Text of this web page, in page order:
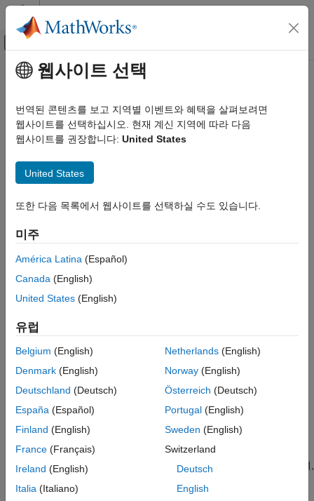
콘텐츠로 바로 가기
오프캔버스 탐색 메뉴 토글
문서 홈
Aerospace Blockset
표준 워크플로 절차
운동 방정식
대기권 비행
6DOF (Euler Angles)
설명
제한 사항
포트
파라미터
알고리즘
참고 문헌
확장 기능
버전 내역
참고 항목
주요 콘텐츠
이 페이지는 기계 번역을 사용하여 번역되었습니다. 영어 원문을
6DOF (Euler Angles)
6자유도 운동 방정식의 오일러 각 표현 구현
6DOF (Euler Angles) 블록의 대체 구성:
Simple Variable Mass 6DOF (Euler Angles)
|
Custom Variable
Mass 6DOF (Euler Angles)
설명
6DOF (Euler Angles) 블록은 평탄 지구 기준 프레임(
중심으로 한 바디 고정 좌표 프레임(Xb, Yb, Z
)의 회전을 고려하여,
기준점에 대한 자세한 내용은
알고리즘항목을 참조하십시오.
웹사이트 선택
번역된 콘텐츠를 보고 지역별 이벤트와 혜택을 살펴보려면
웹사이트를 선택하십시오. 현재 계신 지역에 따라 다음
웹사이트를 권장합니다: United States
United States
또한 다음 목록에서 웹사이트를 선택하실 수도 있습니다.
미주
América Latina (Español)
Canada (English)
United States (English)
유럽
Belgium (English)
Denmark (English)
Deutschland (Deutsch)
España (Español)
Finland (English)
France (Français)
Ireland (English)
Italia (Italiano)
Netherlands(English)
Norway(English)
Österreich (Deutsch)
Portugal(English)
Sweden (English)
Switzerland
Deutsch
English